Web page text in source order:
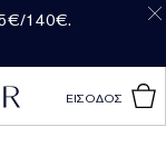
140€.
ΕΙΣΟΔΟΣ